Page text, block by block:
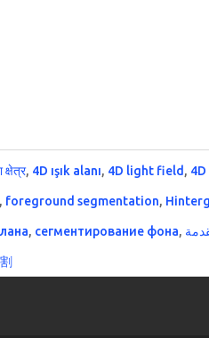
क्षेत्र, 4D ışık alanı, 4D light field,
, foreground segmentation,
, сегментирование фона,